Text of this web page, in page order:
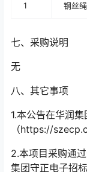
1 钢丝
七、采购说明
无
八、其它事项
1.本公告在华润
（https://
2.本项目采购通
集团守正电子招